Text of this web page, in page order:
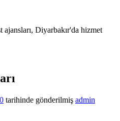
Diyarbakır'da hizmet
tarihinde gönderilmiş admin